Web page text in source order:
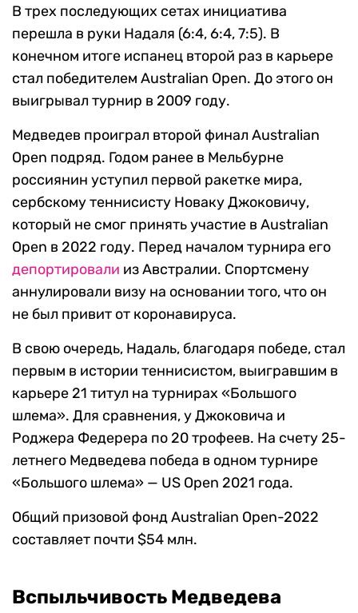
В трех последующих сетах инициатива
перешла в руки Надаля (6:4, 6:4, 7:5). В
конечном итоге испанец второй раз в карьере
стал победителем Australian Open. До этого он
выигрывал турнир в 2009 году.
Медведев проиграл второй финал Australian
Open подряд. Годом ранее в Мельбурне
россиянин уступил первой ракетке мира,
сербскому теннисисту Новаку Джоковичу,
который не смог принять участие в Australian
Open в 2022 году. Перед началом турнира его
депортировали из Австралии. Спортсмену
аннулировали визу на основании того, что он
не был привит от коронавируса.
В свою очередь, Надаль, благодаря победе, стал
первым в истории теннисистом, выигравшим в
карьере 21 титул на турнирах «Большого
шлема». Для сравнения, у Джоковича и
Роджера Федерера по 20 трофеев. На счету 25-
летнего Медведева победа в одном турнире
«Большого шлема» — US Open 2021 года.
Общий призовой фонд Australian Open-2022
составляет почти $54 млн.
Вспыльчивость Медведева